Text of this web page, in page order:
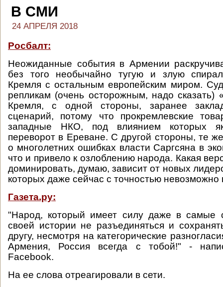
В СМИ
24 АПРЕЛЯ 2018
Росбалт:
Неожиданные события в Армении
без того необычайно тугую и злую
Кремля с остальным европейским миром.
репликам (очень осторожным, надо сказать)
Кремля, с одной стороны, заранее
сценарий, потому что прокремлевские
западные НКО, под влиянием которых
переворот в Ереване. С другой стороны, те
о многолетних ошибках власти Саргсяна в
что и привело к озлоблению народа. Какая
доминировать, думаю, зависит от новых
которых даже сейчас с точностью невозможно
Газета.ру:
"Народ, который имеет силу даже в самые
своей истории не разъединяться и
другу, несмотря на категорические
Армения, Россия всегда с тобой!" -
Facebook.
На ее слова отреагировали в сети.